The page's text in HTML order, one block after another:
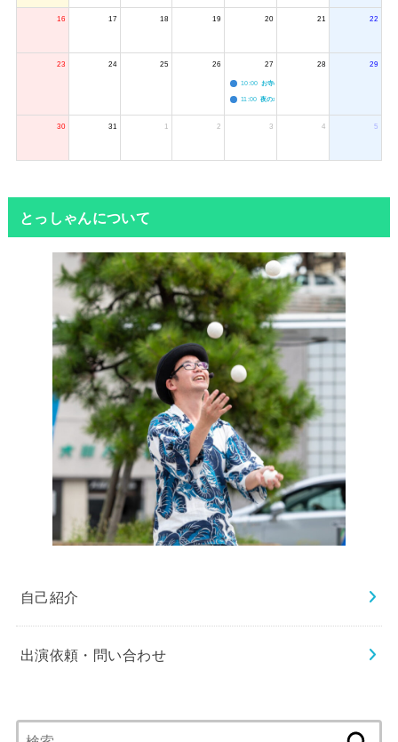
16 17 18 19 20 21 22
23 24 25 26 27
10:00 お寺のジャグリング教室
11:00 夜のボードゲーム会
28 29
30 31 1 2 3 4 5
とっしゃんについて
自己紹介
出演依頼・問い合わせ